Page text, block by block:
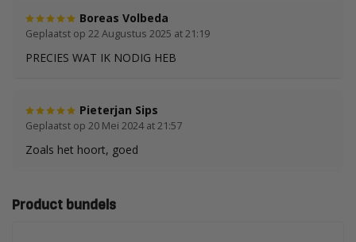
Boreas Volbeda
Geplaatst op 22 Augustus 2025 at 21:19
PRECIES WAT IK NODIG HEB
Pieterjan Sips
Geplaatst op 20 Mei 2024 at 21:57
Zoals het hoort, goed
Product bundels